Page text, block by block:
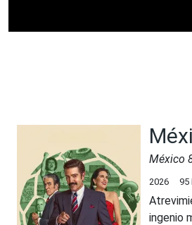
México
2026 95
ingenio